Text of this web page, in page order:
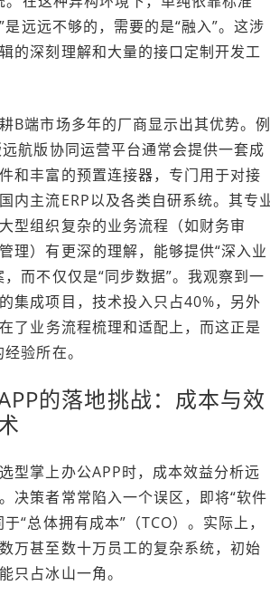
是远远不够的，需要的是“融入”。这涉
的深刻理解和大量的接口定制开发工
B端市场多年的厂商显示出其优势。
航版协同运营平台通常会提供一套成
和丰富的预置连接器，专门用于对接
内主流ERP以及各类自研系统。其专
型组织复杂的业务流程（如财务审
理）有更深的理解，能够提供“深入业
，而不仅仅是“同步数据”。我观察到一
集成项目，技术投入只占40%，另外
了业务流程梳理和适配上，而这正是
验所在。
的落地挑战：成本与效
型掌上办公APP时，成本效益分析远
决策者常常陷入一个误区，即将“软件
“总体拥有成本”（TCO）。实际上，
万甚至数十万员工的复杂系统，初始
只占冰山一角。